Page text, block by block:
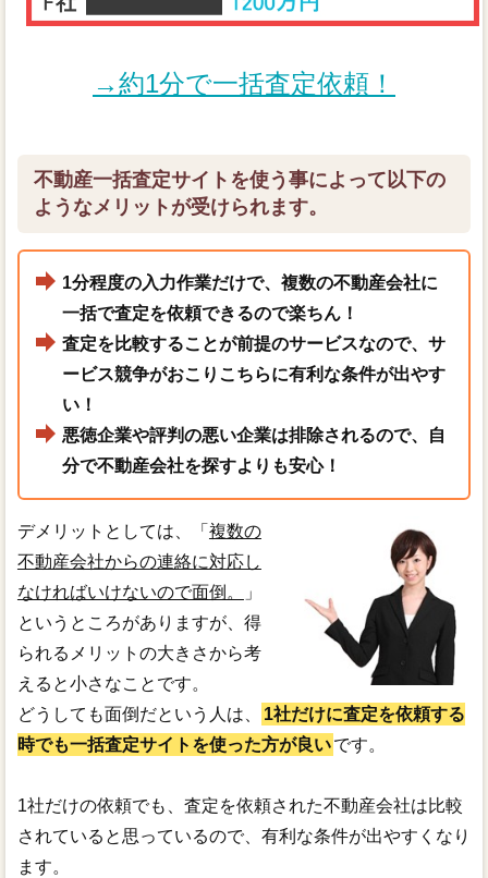
→約1分で一括査定依頼！
不動産一括査定サイトを使う事によって以下の
ようなメリットが受けられます。
1分程度の入力作業だけで、複数の不動産会社に
一括で査定を依頼できるので楽ちん！
査定を比較することが前提のサービスなので、サ
ービス競争がおこりこちらに有利な条件が出やす
い！
悪徳企業や評判の悪い企業は排除されるので、自
分で不動産会社を探すよりも安心！
デメリットとしては、「 複数の
不動産会社からの連絡に対応し
なければいけないので面倒。
」
というところがありますが、得
られるメリットの大きさから考
えると小さなことです。
どうしても面倒だという人は、
1社だけに査定を依頼する
時でも一括査定サイトを使った方が良いです。
1社だけの依頼でも、査定を依頼された不動産会社は比較
されていると思っているので、有利な条件が出やすくなり
ます。